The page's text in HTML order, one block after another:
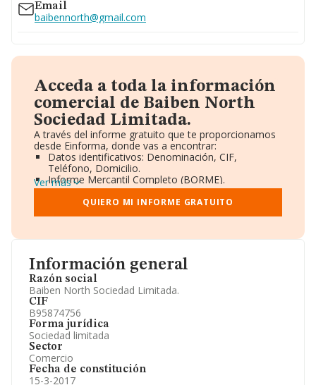
Información general
Razón social
Baiben North Sociedad Limitada.
CIF
B95874756
Forma jurídica
Sociedad limitada
Sector
Comercio
Fecha de constitución
15-3-2017
Email
baibennorth@gmail.com
Acceda a toda la información
comercial de Baiben North
Sociedad Limitada.
A través del informe gratuito que te proporcionamos
desde Einforma, donde vas a encontrar:
Datos identificativos: Denominación, CIF,
Teléfono, Domicilio.
Informe Mercantil Completo (BORME).
Gráficos de Evolución Ventas y Empleados.
Consejo de Administración y Administradores.
Directivos y Ejecutivos.
Información oficial y registral complementaria.
Ver más
QUIERO MI INFORME GRATUITO